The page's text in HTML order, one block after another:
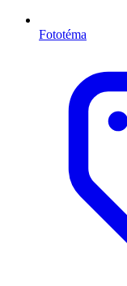
Fototéma